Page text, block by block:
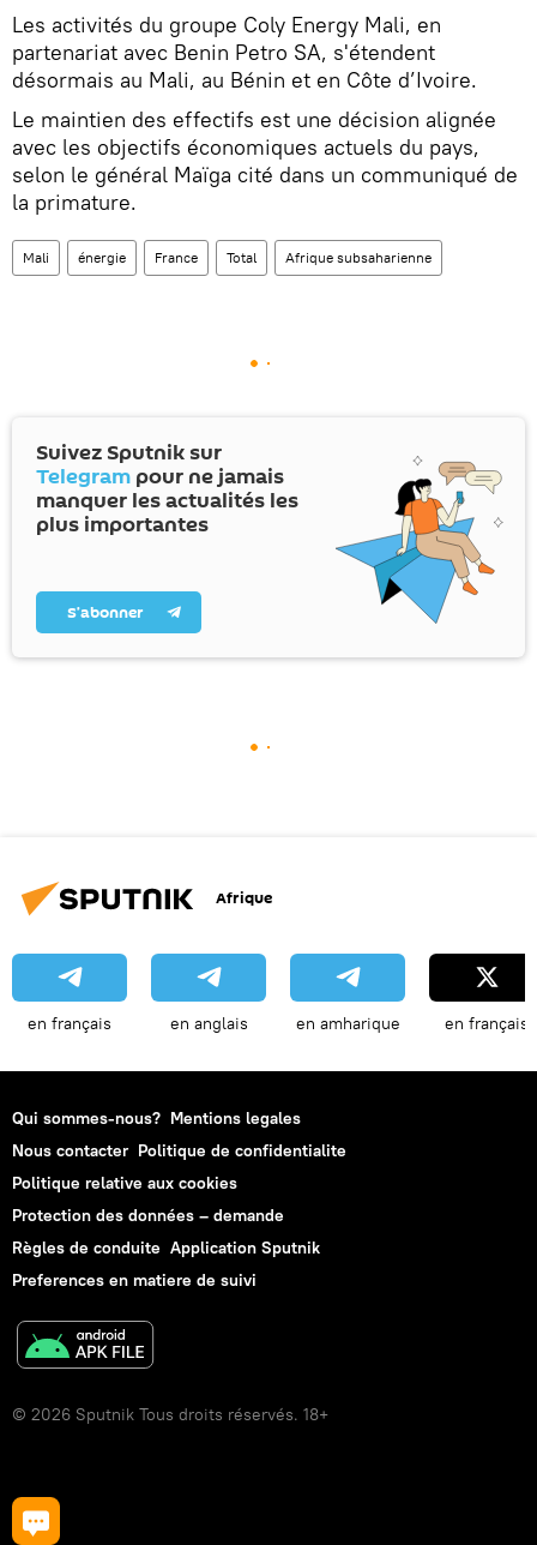
Les activités du groupe Coly Energy Mali, en
partenariat avec Benin Petro SA, s'étendent
désormais au Mali, au Bénin et en Côte d’Ivoire.
Le maintien des effectifs est une décision alignée
avec les objectifs économiques actuels du pays,
selon le général Maïga cité dans un communiqué de
la primature.
Mali énergie France Total Afrique subsaharienne
Suivez Sputnik sur
Telegram pour ne jamais
manquer les actualités les
plus importantes
S’abonner
Afrique
en français en anglais en amharique en français
Qui sommes-nous? Mentions legales
Nous contacter Politique de confidentialite
Politique relative aux cookies
Protection des données – demande
Règles de conduite Application Sputnik
Preferences en matiere de suivi
© 2026 Sputnik Tous droits réservés. 18+